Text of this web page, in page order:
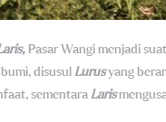
Pasar Wangi menjadi
disusul Lurusyang
sementara Laris